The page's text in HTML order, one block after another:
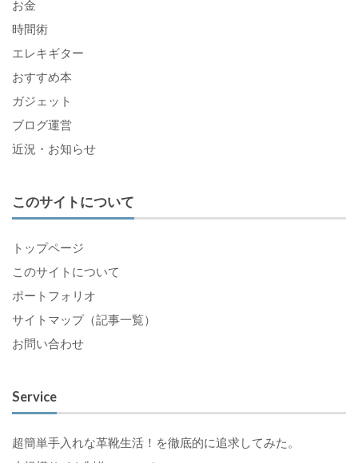
お金
時間術
エレキギター
おすすめ本
ガジェット
ブログ運営
近況・お知らせ
このサイトについて
トップページ
このサイトについて
ポートフォリオ
サイトマップ（記事一覧）
お問い合わせ
Service
超簡単手入れな革靴生活！を徹底的に追求してみた。